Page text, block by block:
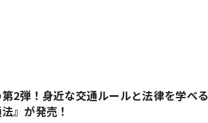
第2弾！身近な交通ルールと法律を学べる
』が発売！